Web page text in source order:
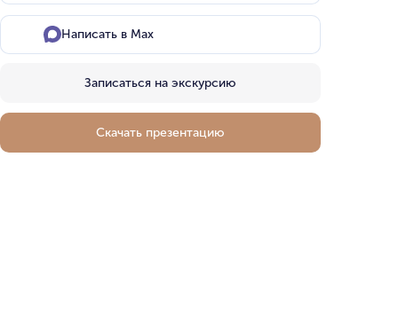
Написать в Max
Записаться на экскурсию
Скачать презентацию